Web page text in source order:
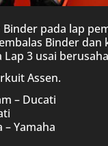
pada lap
Binder
3 usai
Assen.
– Ducati
Yamaha